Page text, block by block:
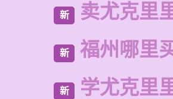
新 卖尤克里
新 福州哪里
新 学尤克里